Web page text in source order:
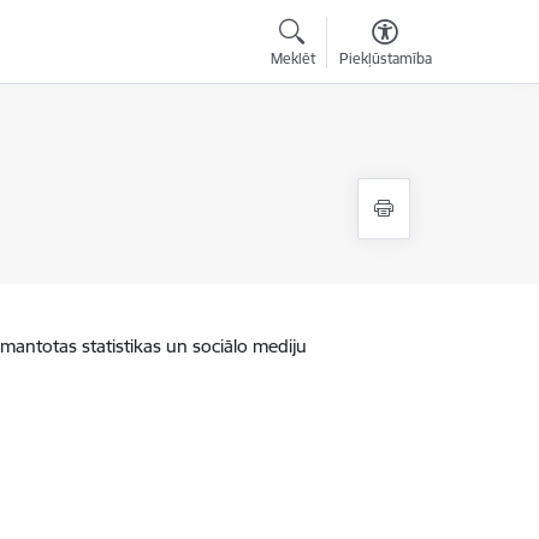
Meklēt Piekļūstamība
statistikas un sociālo mediju